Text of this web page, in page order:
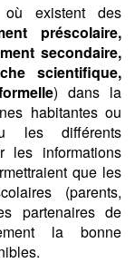
existent des
préscolaire,
secondaire,
scientifique,
) dans la
habitantes ou
les différents
les informations
que les
(parents,
partenaires de
la bonne